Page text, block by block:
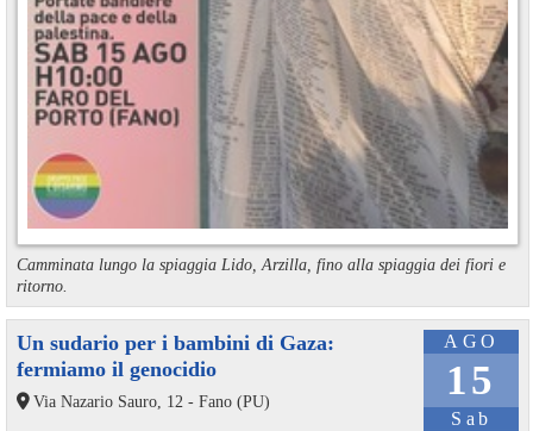
Camminata lungo la spiaggia Lido, Arzilla, fino alla spiaggia dei fiori e
ritorno.
AGO
15
Sab
Un sudario per i bambini di Gaza:
fermiamo il genocidio
Via Nazario Sauro, 12 - Fano (PU)